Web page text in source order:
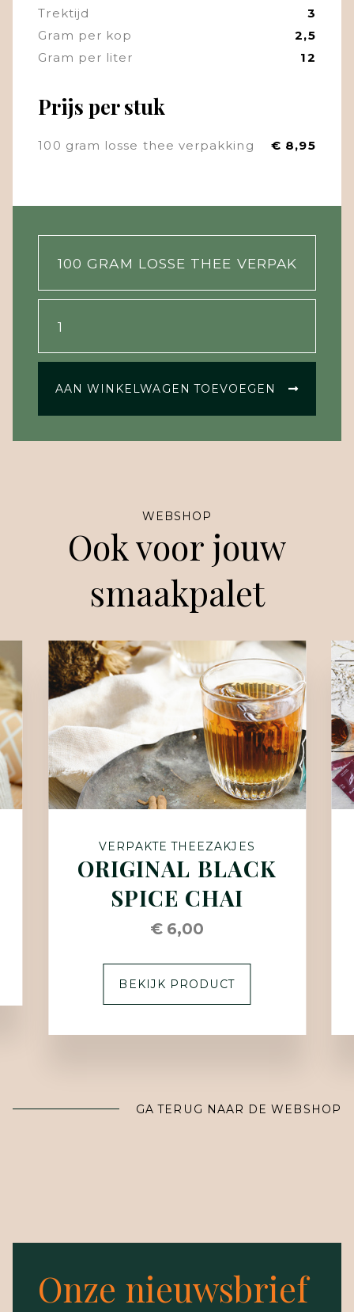
Trektijd
3
Gram per kop
2,5
Gram per liter
12
Prijs per stuk
100 gram losse thee verpakking € 8,95
AAN WINKELWAGEN TOEVOEGEN
WEBSHOP
Ook voor jouw
smaakpalet
VERPAKTE THEEZAKJES
ORIGINAL BLACK
SPICE CHAI
€ 6,00
BEKIJK PRODUCT
GA TERUG NAAR DE WEBSHOP
Onze nieuwsbrief